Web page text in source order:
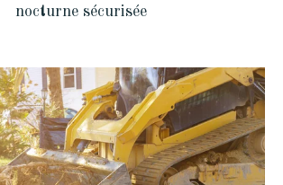
nocturne sécurisée